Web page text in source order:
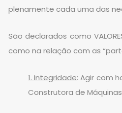
plenamente cada uma das
São declarados como
como na relação com as
1. Integridade: Agir com
Construtora de